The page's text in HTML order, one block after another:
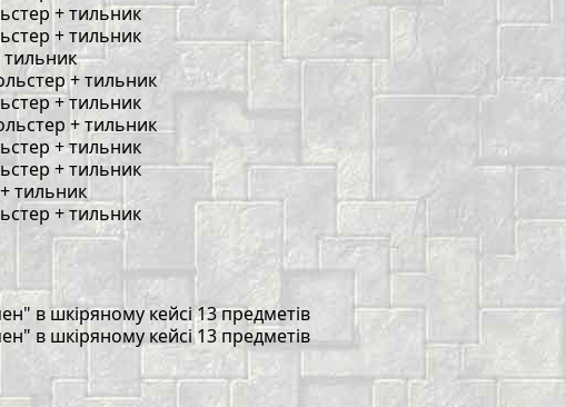
+ тильник
+ тильник
+ тильник
+ тильник
+ тильник
+ тильник
+ тильник
тильник
+ тильник
в шкіряному кейсі 13 предметів
в шкіряному кейсі 13 предметів